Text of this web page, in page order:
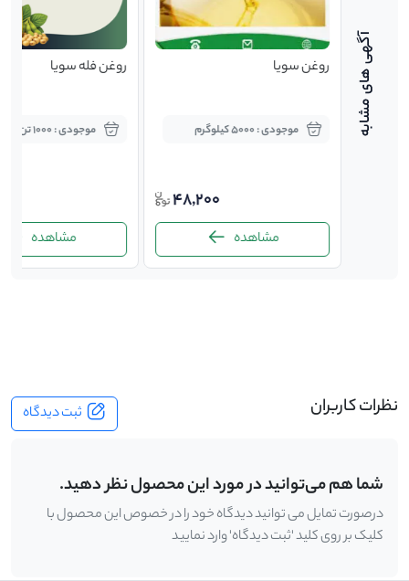
روغن سویا
موجودی : 5000 کیلوگرم
48,200
مشاهده
روغن فله سویا
موجودی : 1000 تن
مشاهده
نظرات کاربران ثبت دیدگاه
شما هم می‌توانید در مورد این محصول نظر دهید.
درصورت تمایل می توانید دیدگاه خود را در خصوص این محصول با
کلیک بر روی کلید 'ثبت دیدگاه' وارد نمایید